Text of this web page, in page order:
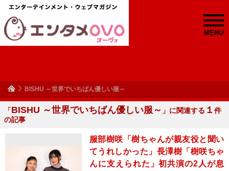
MENU
BISHU ～世界でいちばん優しい服～
「BISHU ～世界でいちばん優しい服～ 」に関連する １ 件
の記事
服部樹咲「樹ちゃんが親友役と聞い
てうれしかった」長澤樹「樹咲ちゃ
んに支えられた」初共演の2人が息